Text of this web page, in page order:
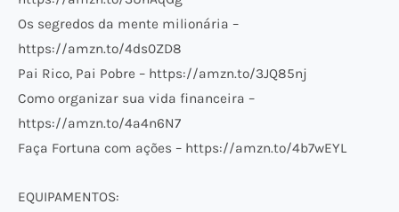
Os segredos da mente milionária –
https://amzn.to/4ds0ZD8
Pai Rico, Pai Pobre – https://amzn.to/3JQ85nj
Como organizar sua vida financeira –
https://amzn.to/4a4n6N7
Faça Fortuna com ações – https://amzn.to/4b7wEYL
EQUIPAMENTOS: